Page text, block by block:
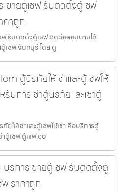
ขายตู้เซฟ รับติดตั้งตู้เซฟ
าถูก
ฟ รับติดตั้งตู้เซฟ ติดต่อสอบถามได้
เซฟ จันทบุรี โดย ตู
ตู้นิรภัยให้เช่าและตู้เซฟให้
บการเช่าตู้นิรภัยและเช่าตู้
ห้เช่าและตู้เซฟให้เช่า คือบริการตู้
ตู้เซฟ ตู้เซฟ.co
ริการ ขายตู้เซฟ รับติดตั้งตู้
ราคาถูก